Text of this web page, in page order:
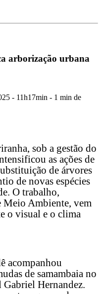
arborização urbana
- 11h17min - 1 min de
sob a gestão do
as ações de
de árvores
de novas espécies
O trabalho,
Ambiente, vem
o visual e o clima
acompanhou
de samambaia no
Gabriel Hernandez.